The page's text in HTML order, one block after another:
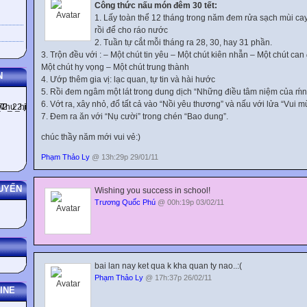
Câu 9. A. policy B. enterprise C. minority D. government
IV. Choose the correct sentence which has the same meaning as the
Câu 10. When the unemployment rate is high, the crime rate is usually
The unemployment rate is as high as the crime.
The unemployment rate and the crime rate are both higher.
The higher the unemployment rate is, the higher the crime rate is.
The high rate of unemployment depends on the high rate of crime.
Câu 11. I regret hurting your feeling.
A. I am sorry but I didn’t hurt your feeling. B. I am sorry to hurt your
C. If only I hadn’t hurt your feeling. D. If only I didn’t hurt your feeling.
“ How about going on a walking holiday?” said Jane.
Jane didn’t want to go on a walking holiday.
V. Pick out the word whose underlined and bold part is pronounced
other words.
Câu 13. A. private B. widen C. applicant D. finance
Choosing the right career is very important. Most of us spend a great
For that reason, we should try to find out what our talents are and how
do this through aptitude tests, interviews with specialists and study of
interest. There are many careers opens to each of us. Perhaps, we like
Công thức nấu món đêm 30 tết:
1. Lấy toàn thể 12 tháng trong năm đem rửa sạch mùi
rồi để cho ráo nước
2. Tuần tự cắt mỗi tháng ra 28, 30, hay 31 phần.
3. Trộn đều với : – Một chút tin yêu – Một chút kiên nhẫn – Một chút
Một chút hy vọng – Một chút trung thành
4. Ướp thêm gia vị: lạc quan, tự tin và hài hước
5. Rồi đem ngâm một lát trong dung dịch “Những điều tâm niệm của
6. Vớt ra, xây nhỏ, đổ tất cả vào “Nồi yêu thương” và nấu với lửa “Vui
7. Đem ra ăn với “Nụ cười” trong chén “Bao dung”.
chúc thầy năm mới vui vẻ:)
Phạm Thảo Ly @ 13h:29p 29/01/11
Wishing you success in school!
Trương Quốc Phú @ 00h:19p 03/02/11
bai lan nay ket qua k kha quan ty nao..:(
Phạm Thảo Ly @ 17h:37p 26/02/11